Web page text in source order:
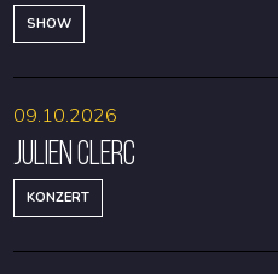
SHOW
Julien Clerc
KONZERT
09.10.2026